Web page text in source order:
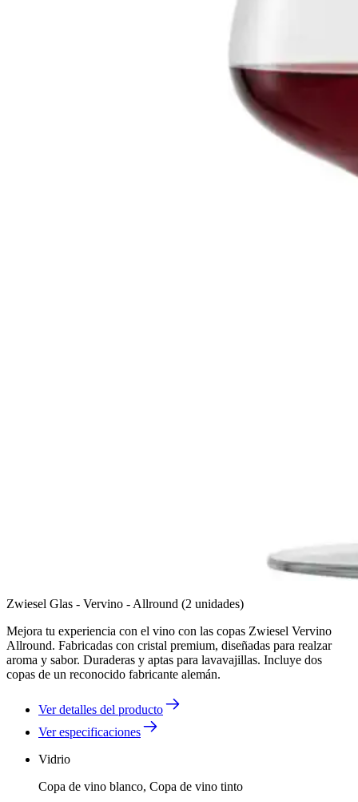
Zwiesel Glas - Vervino - Allround (2 unidades)
Mejora tu experiencia con el vino con las copas Zwiesel Vervino
Allround. Fabricadas con cristal premium, diseñadas para realzar
aroma y sabor. Duraderas y aptas para lavavajillas. Incluye dos
copas de un reconocido fabricante alemán.
Ver detalles del producto
Ver especificaciones
Vidrio
Copa de vino blanco, Copa de vino tinto